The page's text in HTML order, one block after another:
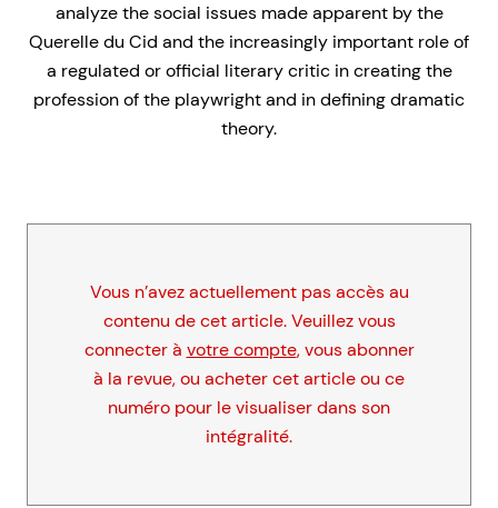
analyze the social issues made apparent by the
Querelle du Cid and the increasingly important role of
a regulated or official literary critic in creating the
profession of the playwright and in defining dramatic
theory.
Vous n’avez actuellement pas accès au
contenu de cet article. Veuillez vous
connecter à votre compte, vous abonner
à la revue, ou acheter cet article ou ce
numéro pour le visualiser dans son
intégralité.